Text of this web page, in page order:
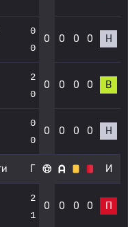
0
0
0 0 0 0 Н
2
0
0 0 0 0 В
0
0
0 0 0 0 Н
Г И
2
1
0 0 0 0 П